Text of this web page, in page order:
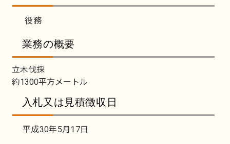
役務
業務の概要
立木伐採
約1300平方メートル
入札又は見積徴収日
平成30年5月17日